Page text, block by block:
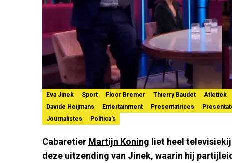
Eva Jinek Sport Floor Bremer Thierry Baudet Atletiek
Davide Heijmans
Entertainment Presentatrices
Journalistes
Politica's
Cabaretier Martijn Koning liet heel
deze uitzending van Jinek, waarin hij